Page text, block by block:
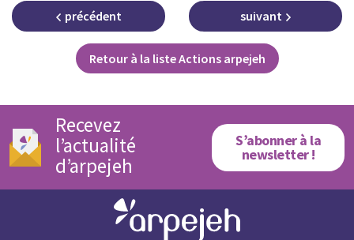
précédent
Retour à la liste Actions arpejeh
suivant
Recevez
l’actualité
d’arpejeh
S’abonner à la
newsletter !